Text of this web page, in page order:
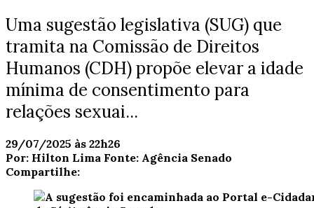
Uma sugestão legislativa (SUG) que
tramita na Comissão de Direitos
Humanos (CDH) propõe elevar a idade
mínima de consentimento para
relações sexuai...
29/07/2025 às 22h26
Por: Hilton Lima Fonte: Agência Senado
Compartilhe: